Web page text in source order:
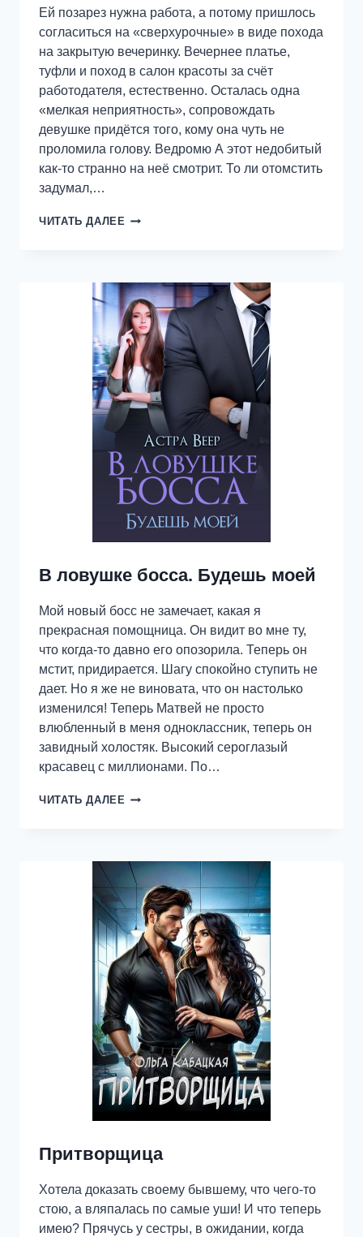
Ей позарез нужна работа, а потому пришлось
согласиться на «сверхурочные» в виде похода
на закрытую вечеринку. Вечернее платье,
туфли и поход в салон красоты за счёт
работодателя, естественно. Осталась одна
«мелкая неприятность», сопровождать
девушке придётся того, кому она чуть не
проломила голову. Ведромю А этот недобитый
как-то странно на неё смотрит. То ли отомстить
задумал,…
ЧИТАТЬ ДАЛЕЕ НАДЕЖДА
ИЛИ
НЕБО,
ЗАБЕРИ
ОБРАТНО
СВОЙ
ПОДАРОК
В ловушке босса. Будешь моей
Мой новый босс не замечает, какая я
прекрасная помощница. Он видит во мне ту,
что когда-то давно его опозорила. Теперь он
мстит, придирается. Шагу спокойно ступить не
дает. Но я же не виновата, что он настолько
изменился! Теперь Матвей не просто
влюбленный в меня одноклассник, теперь он
завидный холостяк. Высокий сероглазый
красавец с миллионами. По…
ЧИТАТЬ ДАЛЕЕ В
МОЕЙ
Притворщица
Хотела доказать своему бывшему, что чего-то
стою, а вляпалась по самые уши! И что теперь
имею? Прячусь у сестры, в ожидании, когда